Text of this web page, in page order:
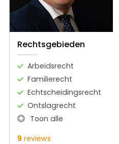
Rechtsgebieden
Arbeidsrecht
Familierecht
Echtscheidingsrecht
Ontslagrecht
Toon alle
9 reviews